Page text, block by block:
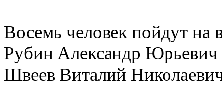
Восемь человек пойдут на
Рубин Александр Юрьевич
Швеев Виталий